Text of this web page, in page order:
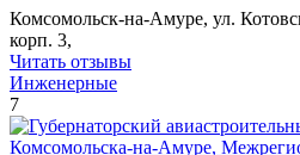
Комсомольск-на-Амуре, ул.
корп. 3,
Читать отзывы
Инженерные
7